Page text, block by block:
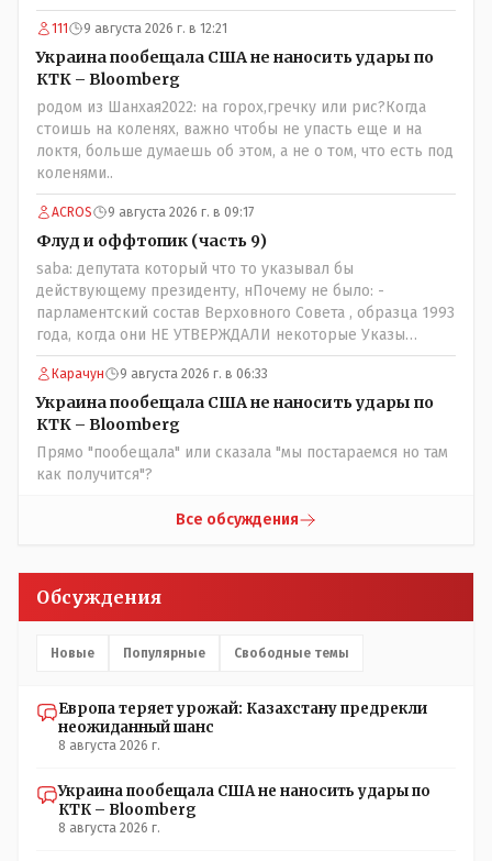
к Трампу. Ну и западные страны тем более, которые
предоставляли Зеленскому убежище, чтоб он бежал и
которые развернулись потом на 180 или 360 градусов,
посмотрев на того, как он не сдался, но ты же там сам
живешь и многое знаешь о тех, на кого работаешь.. Это
просто прагматизм и ничего личного. Победим мы, они
встанут под нас и наоборот и все это понимают..
111 9 августа 2026 г. в 12:21
Украина пообещала США не наносить удары по
КТК – Bloomberg
родом из Шанхая2022: на горох,гречку или рис?Когда
стоишь на коленях, важно чтобы не упасть еще и на
локтя, больше думаешь об этом, а не о том, что есть под
коленями..
ACROS 9 августа 2026 г. в 09:17
Флуд и оффтопик (часть 9)
saba: депутата который что то указывал бы
действующему президенту, нПочему не было: -
парламентский состав Верховного Совета , образца 1993
года, когда они НЕ УТВЕРЖДАЛИ некоторые Указы
Назарбаева, особенно в части выборов и перевыборов и
некоторых вопросах внутренней политики, и тогда
Назарбай волевым Указом РАСПУСТИЛ этот бунтарский
состав. Имя - Серикболсын Абдильдин вам знакомо -
юывший секретарь ЦК КП Казахстана , впоследствии -
депутат Верховного Совета и Мажлиса и Председатель
партии коммунстов- он в то время и после и причём
НЕОДНОКРАТНО, указывал и многократно на недостатки
Назарбая и предлагал ему самому ДОБРОВОЛЬНО уйти с
Карачун 9 августа 2026 г. в 06:33
Украина пообещала США не наносить удары по
КТК – Bloomberg
Прямо "пообещала" или сказала "мы постараемся но там
как получится"?
Все обсуждения
Обсуждения
Новые Популярные Свободные темы
Европа теряет урожай: Казахстану предрекли
неожиданный шанс
8 августа 2026 г.
Украина пообещала США не наносить удары по
КТК – Bloomberg
8 августа 2026 г.